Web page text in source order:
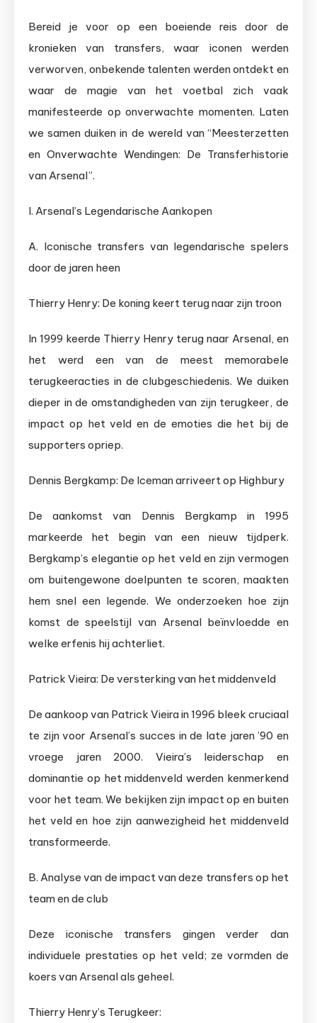
Bereid je voor op een boeiende reis door de
kronieken van transfers, waar iconen werden
verworven, onbekende talenten werden ontdekt en
waar de magie van het voetbal zich vaak
manifesteerde op onverwachte momenten. Laten
we samen duiken in de wereld van “Meesterzetten
en Onverwachte Wendingen: De Transferhistorie
van Arsenal”.
I. Arsenal’s Legendarische Aankopen
A. Iconische transfers van legendarische spelers
door de jaren heen
Thierry Henry: De koning keert terug naar zijn troon
In 1999 keerde Thierry Henry terug naar Arsenal, en
het werd een van de meest memorabele
terugkeeracties in de clubgeschiedenis. We duiken
dieper in de omstandigheden van zijn terugkeer, de
impact op het veld en de emoties die het bij de
supporters opriep.
Dennis Bergkamp: De Iceman arriveert op Highbury
De aankomst van Dennis Bergkamp in 1995
markeerde het begin van een nieuw tijdperk.
Bergkamp’s elegantie op het veld en zijn vermogen
om buitengewone doelpunten te scoren, maakten
hem snel een legende. We onderzoeken hoe zijn
komst de speelstijl van Arsenal beïnvloedde en
welke erfenis hij achterliet.
Patrick Vieira: De versterking van het middenveld
De aankoop van Patrick Vieira in 1996 bleek cruciaal
te zijn voor Arsenal’s succes in de late jaren ’90 en
vroege jaren 2000. Vieira’s leiderschap en
dominantie op het middenveld werden kenmerkend
voor het team. We bekijken zijn impact op en buiten
het veld en hoe zijn aanwezigheid het middenveld
transformeerde.
B. Analyse van de impact van deze transfers op het
team en de club
Deze iconische transfers gingen verder dan
individuele prestaties op het veld; ze vormden de
koers van Arsenal als geheel.
Thierry Henry’s Terugkeer: